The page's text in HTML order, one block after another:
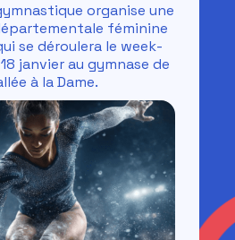
organise une
féminine
se déroulera le week-
janvier au gymnase de
à la Dame.